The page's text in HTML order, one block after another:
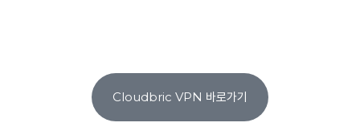
Cloudbric VPN 바로가기